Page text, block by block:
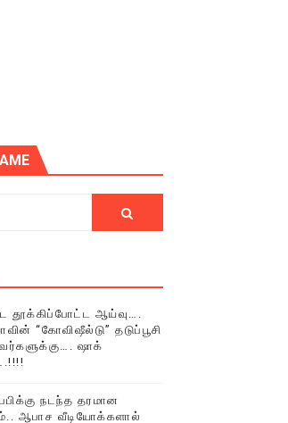
தூக்கிப்போட்ட ஆய்வு….
“கோவிஷீல்டு” தடுப்பூசி
ஷாக்
நடந்த தரமான
ஆபாச வீடியோக்களால்